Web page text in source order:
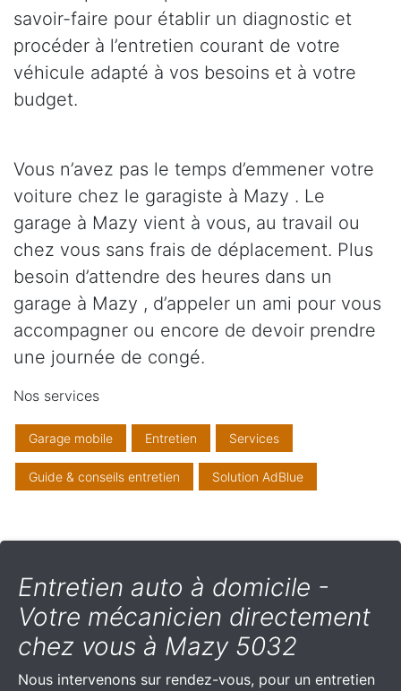
savoir-faire pour établir un diagnostic et
procéder à l’entretien courant de votre
véhicule adapté à vos besoins et à votre
budget.
Vous n’avez pas le temps d’emmener votre
voiture chez le garagiste à Mazy . Le
garage à Mazy vient à vous, au travail ou
chez vous sans frais de déplacement. Plus
besoin d’attendre des heures dans un
garage à Mazy , d’appeler un ami pour vous
accompagner ou encore de devoir prendre
une journée de congé.
Nos services
Garage mobile Entretien Services
Guide & conseils entretien Solution AdBlue
Entretien auto à domicile -
Votre mécanicien directement
chez vous à Mazy 5032
Nous intervenons sur rendez-vous, pour un entretien